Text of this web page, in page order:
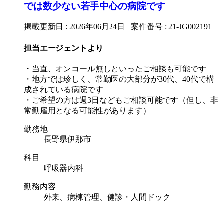
では数少ない若手中心の病院です
掲載更新日 : 2026年06月24日 案件番号 : 21-JG002191
担当エージェントより
・当直、オンコール無しといったご相談も可能です
・地方では珍しく、常勤医の大部分が30代、40代で構
成されている病院です
・ご希望の方は週3日などもご相談可能です（但し、非
常勤雇用となる可能性があります）
勤務地
長野県伊那市
科目
呼吸器内科
勤務内容
外来、病棟管理、健診・人間ドック